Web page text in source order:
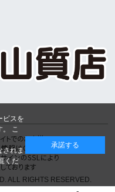
ALL RIGHTS RESERVED.
ビスを
こ
されま
くだ
承諾する